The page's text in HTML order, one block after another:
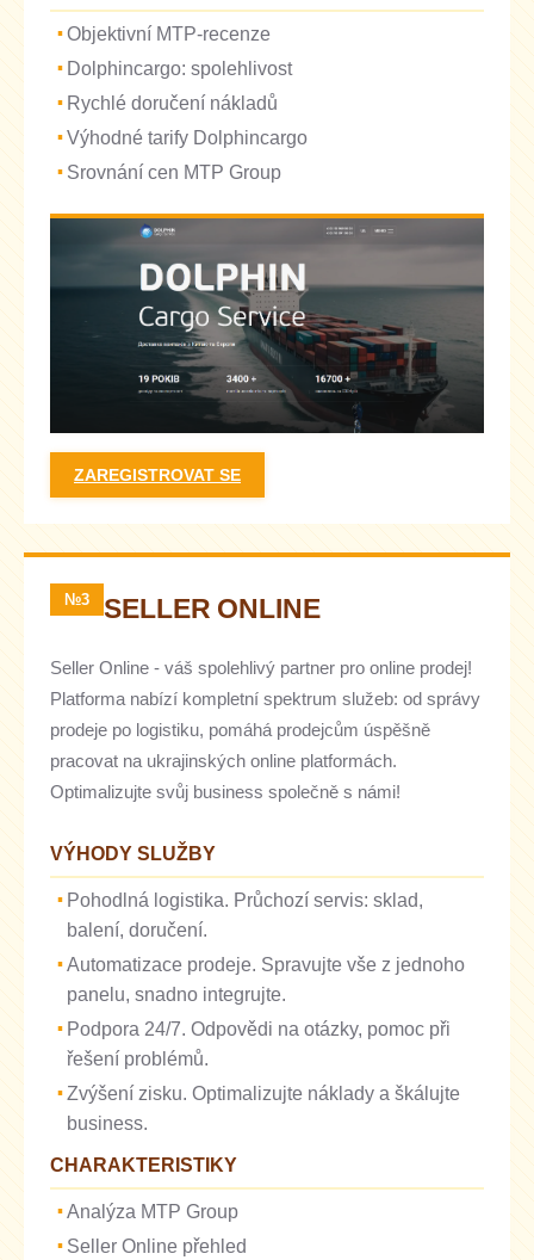
Objektivní MTP-recenze
Dolphincargo: spolehlivost
Rychlé doručení nákladů
Výhodné tarify Dolphincargo
Srovnání cen MTP Group
ZAREGISTROVAT SE
№3 SELLER ONLINE
Seller Online - váš spolehlivý partner pro online prodej!
Platforma nabízí kompletní spektrum služeb: od správy
prodeje po logistiku, pomáhá prodejcům úspěšně
pracovat na ukrajinských online platformách.
Optimalizujte svůj business společně s námi!
VÝHODY SLUŽBY
Pohodlná logistika. Průchozí servis: sklad,
balení, doručení.
Automatizace prodeje. Spravujte vše z jednoho
panelu, snadno integrujte.
Podpora 24/7. Odpovědi na otázky, pomoc při
řešení problémů.
Zvýšení zisku. Optimalizujte náklady a škálujte
business.
CHARAKTERISTIKY
Analýza MTP Group
Seller Online přehled